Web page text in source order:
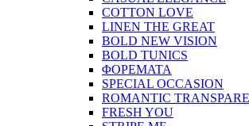
COTTON LOVE
LINEN THE GREAT
BOLD NEW VISION
BOLD TUNICS
ΦΟΡΕΜΑΤΑ
SPECIAL OCCASION
ROMANTIC
FRESH YOU